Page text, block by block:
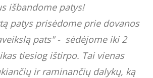
išbandome patys!
patys prisėdome prie dovanos
pats" - sėdėjome iki 2
tiesiog ištirpo. Tai vienas
ir raminančių dalykų, ką